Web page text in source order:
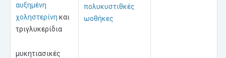
αυξημένη
χοληστερίνη και
τριγλυκερίδια
μυκητιασικές
πολυκυστιθκές
ωοθήκες